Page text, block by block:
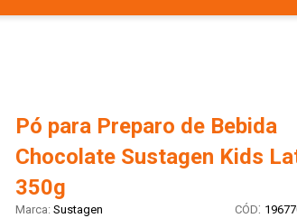
Pó para Preparo de Bebida
Chocolate Sustagen Kids
350g
Sustagen :